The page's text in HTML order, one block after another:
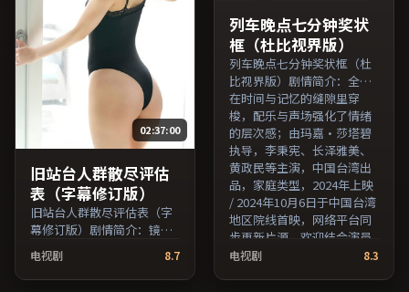
叉检索。）
02:37:00
旧站台人群散尽评估
表（字幕修订版）
旧站台人群散尽评估表（字
幕修订版）剧情简介：镜头
语言克制而富有张力，剪辑
节奏贴合人物心理的起伏；
由斯皮尔伯格执导，吴京、
电视剧 8.7
列车晚点七分钟奖状
框（杜比视界版）
列车晚点七分钟奖状框（杜
比视界版）剧情简介：全片
在时间与记忆的缝隙里穿
梭，配乐与声场强化了情绪
的层次感；由玛嘉·莎塔碧
执导，李秉宪、长泽雅美、
黄政民等主演，中国台湾出
品，家庭类型，2024年上映
/ 2024年10月6日于中国台湾
地区院线首映，网络平台同
步更新片源。欢迎结合演员
代表作与导演序列作品一并
电视剧 8.3